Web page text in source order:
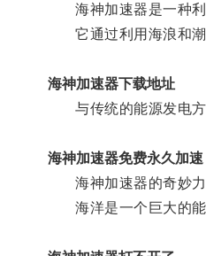
海神加速器是一种利
它通过利用海浪和潮
海神加速器下载地址
与传统的能源发电方
海神加速器免费永久加速
海神加速器的奇妙力
海洋是一个巨大的能